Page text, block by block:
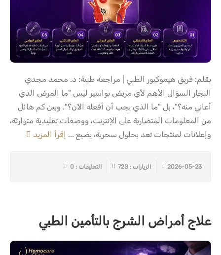
بقلم: فريق هيموكيور الطبي | مراجعة طبية: د. محمد مجدي
النجار السؤال الأهم لأي مريض بواسير ليس "ما المرض الذي
أعاني منه؟"، بل "ما الذي يجب أن أفعله الآن؟". وبين كم هائل
من المعلومات المتضاربة على الإنترنت، ووصفات تقليدية متوارثة،
وإعلانات لمنتجات تعد بحلول سحرية، يضيع ... إقرأ المزيد
2026-05-23 الزيارات : 728 التعليقات : 0
علاج أمراض الشرج بالتأمين الطبي